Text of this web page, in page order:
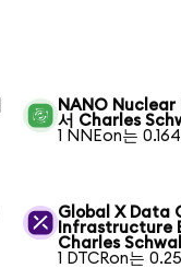
NANO Nuclear
서 Charles
1 NNEon는
Global X Data
Infrastructure
Charles
1 DTCRon는